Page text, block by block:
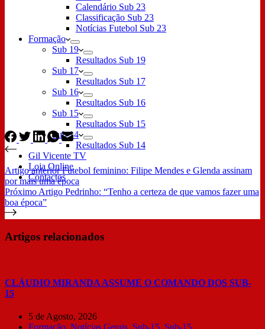
Calendário Sub 23
Classificação Sub 23
Notícias Futebol Sub 23
Formação
Sub 19
Resultados Sub 19
Sub 17
Resultados Sub 17
Sub 16
Resultados Sub 16
Sub 15
Resultados Sub 15
Sub 14
Resultados Sub 14
Gil Vicente TV
Loja Online
Contactos
ArtigoanteriorFutebol feminino: Filipe Mendes e Glenda assinam
por mais uma época
Próximo Artigo Pedrinho: “Tenho a certeza de que vamos fazer uma
boa época”
Artigos relacionados
CLÁUDIO MIRANDA ASSUME O COMANDO DOS SUB-
15
5 de Agosto, 2026
Formação, Notícias Gerais, Sub-15, Sub-15